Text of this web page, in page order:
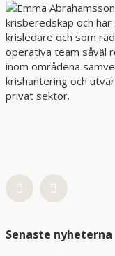
krisberedskap och
krisledare och som
operativa team såväl
inom områdena
krishantering och
privat sektor.
Senaste nyheterna